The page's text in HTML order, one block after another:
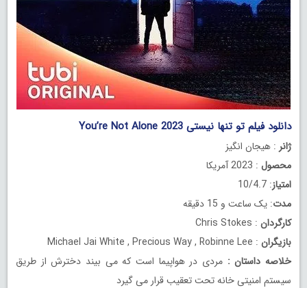
دانلود فیلم تو تنها نیستی You’re Not Alone 2023
ژانر : هیجان انگیز
محصول : 2023 آمریکا
امتیاز: 10/4.7
مدت: یک ساعت و 15 دقیقه
کارگردان : Chris Stokes
بازیگران : Michael Jai White , Precious Way , Robinne Lee
خلاصه داستان : مردی در هواپیما است که می بیند دخترش از طریق
سیستم امنیتی خانه تحت تعقیب قرار می گیرد